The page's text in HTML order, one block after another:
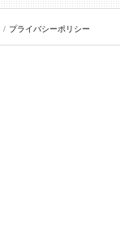
プライバシーポリシー